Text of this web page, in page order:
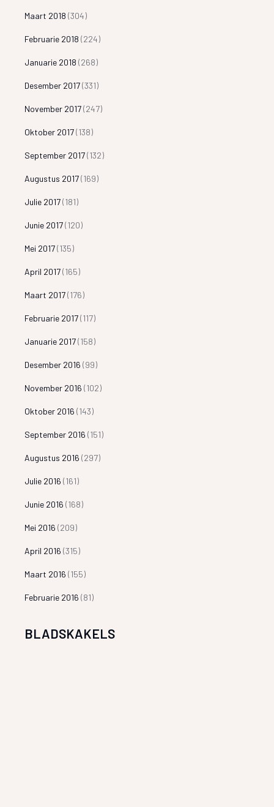
Maart 2018 (304)
Februarie 2018 (224)
Januarie 2018 (268)
Desember 2017(331)
November 2017(247)
Oktober 2017(138)
September 2017(132)
Augustus 2017(169)
Julie 2017(181)
Junie 2017(120)
Mei 2017(135)
April 2017(165)
Maart 2017(176)
Februarie 2017(117)
Januarie 2017(158)
Desember 2016 (99)
November 2016 (102)
Oktober 2016 (143)
September 2016 (151)
Augustus 2016 (297)
Julie 2016 (161)
Junie 2016 (168)
Mei 2016 (209)
April 2016 (315)
Maart 2016 (155)
Februarie 2016 (81)
BLADSKAKELS